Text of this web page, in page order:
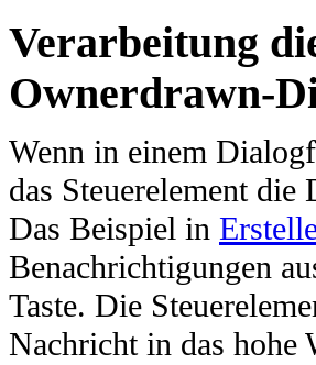
Verarbeitung
Ownerdrawn-
Wenn in einem
das Steuerelement
Das Beispiel in
Benachrichtigungen
Taste. Die
Nachricht in das hohe